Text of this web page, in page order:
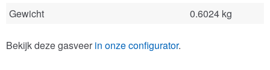
Gewicht
0.6024 kg
Bekijk deze gasveer in onze configurator.